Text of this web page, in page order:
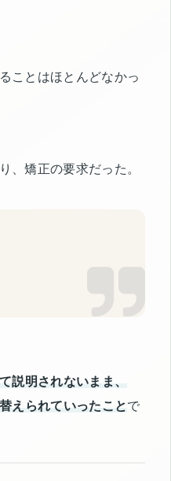
ことはほとんどなかっ
、矯正の要求だった。
説明されないまま、
えられていったことで